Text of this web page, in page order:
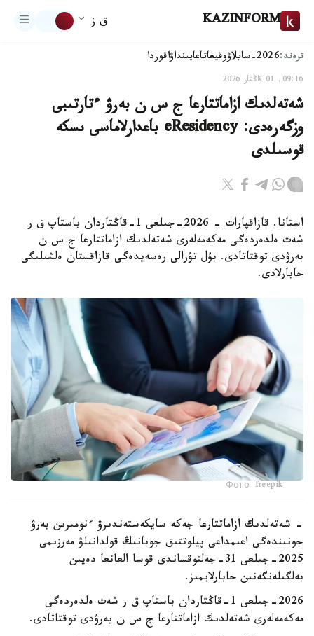
KAZINFORM ق ز
ترەند:2026-سايلاۋ وقيعاتاعايىنداۋاقوردا
09:16, 01 قاڭتار 2026
شەتەلدىك ازاماتتارعا ج س ن بەرۋ ءتارتىبى
وزگەرەدى: eResidency باعدارلاماسى ىسكە
قوسىلدى
استانا. قازاقپارات - 2026-جىلعى 1-قاڭتاردان باستاپ ق ر
شەت ەلدەردەگى مەكەمەلەرى شەتەلدىك ازاماتتارعا ج س ن
بەرۋدى توقتاتادى. بۇل تۋرالى رەسەيدەگى قازاقستان ەلشىلىگى
حابارلادى.
Фото: freepik
- شەتەلدىك ازاماتتارعا جەكە سايكەستەندىرۋ ءنومىرىن بەرۋ
جونىندەگى اعىمداعى پيلوتتىق جوبانىڭ قولدانىلۋ مەرزىمى
2025-جىلعى 31-جەلتوقساندى قوسا العانعا دەيىن
بەلگىلەنگەنىن حابارلايمىز.
2026-جىلعى 1-قاڭتاردان باستاپ ق ر شەت ەلدەردەگى
مەكەمەلەرى شەتەلدىك ازاماتتارعا ج س ن بەرۋدى توقتاتادى.